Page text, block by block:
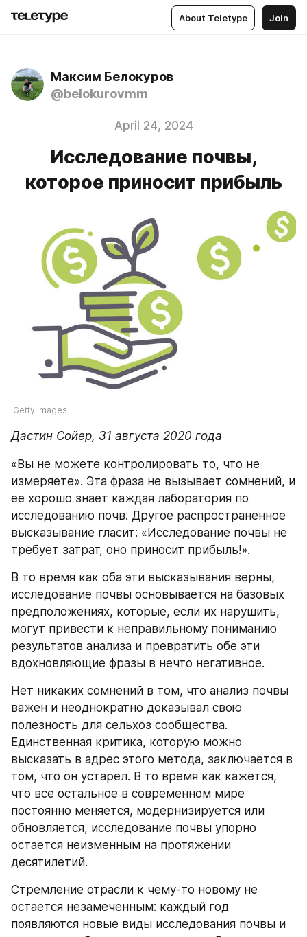
About Teletype Join
Максим Белокуров
@belokurovmm
April 24, 2024
Исследование почвы,
которое приносит прибыль
Getty Images
Дастин Сойер, 31 августа 2020 года
«Вы не можете контролировать то, что не
измеряете». Эта фраза не вызывает сомнений, и
ее хорошо знает каждая лаборатория по
исследованию почв. Другое распространенное
высказывание гласит: «Исследование почвы не
требует затрат, оно приносит прибыль!».
В то время как оба эти высказывания верны,
исследование почвы основывается на базовых
предположениях, которые, если их нарушить,
могут привести к неправильному пониманию
результатов анализа и превратить обе эти
вдохновляющие фразы в нечто негативное.
Нет никаких сомнений в том, что анализ почвы
важен и неоднократно доказывал свою
полезность для сельхоз сообщества.
Единственная критика, которую можно
высказать в адрес этого метода, заключается в
том, что он устарел. В то время как кажется,
что все остальное в современном мире
постоянно меняется, модернизируется или
обновляется, исследование почвы упорно
остается неизменным на протяжении
десятилетий.
Стремление отрасли к чему-то новому не
остается незамеченным: каждый год
появляются новые виды исследования почвы и